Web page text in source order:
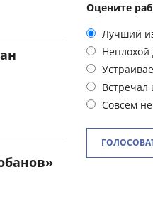
Оцените
Лучший
Неплохой
Совсем